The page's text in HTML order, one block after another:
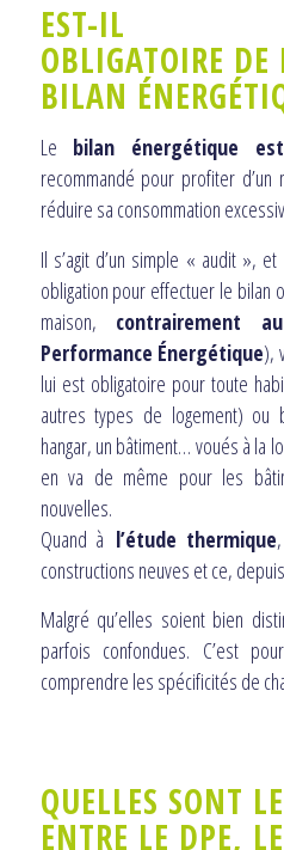
EST-IL
OBLIGATOIRE DE
BILAN
Le bilan énergétique
recommandé pour profiter
réduire sa consommation
Il s’agit d’un simple « audit »,
obligation pour effectuer le bilan
maison, contrairement
Performance Énergétique),
lui est obligatoire pour toute
autres types de logement) ou
hangar, un bâtiment… voués à la
en va de même pour les
nouvelles.
Quand à l’étude thermique
constructions neuves et ce,
Malgré qu’elles soient bien
parfois confondues. C’est
comprendre les spécificités de
QUELLES SONT
ENTRE LE DPE,